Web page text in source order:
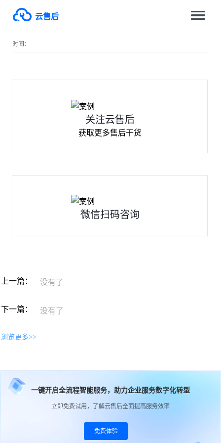
云售后
时间：
关注云售后
获取更多售后干货
微信扫码咨询
上一篇： 没有了
下一篇： 没有了
浏览更多>>
一键开启全流程智能服务，助力企业服务数字化转型
立即免费试用，了解云售后全面提高服务效率
免费体验